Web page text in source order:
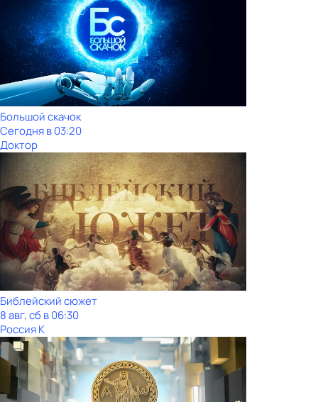
Большой скачок
Сегодня в 03:20
Доктор
Библейский сюжет
8 авг, сб в 06:30
Россия К